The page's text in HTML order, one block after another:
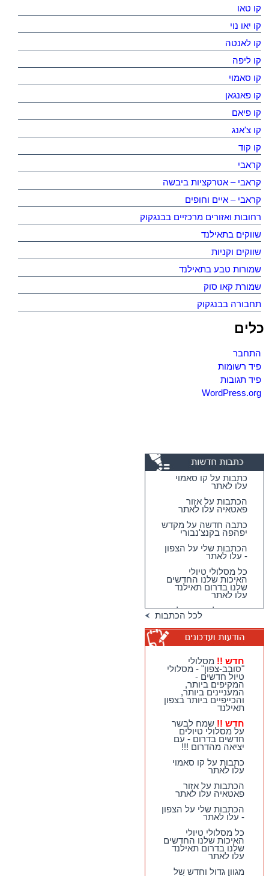
קו טאו
קו יאו נוי
קו לאנטה
קו ליפה
קו סאמוי
קו פאנגאן
קו פיאם
קו צ'אנג
קו קוד
קראבי
קראבי – אטרקציות ביבשה
קראבי – איים וחופים
רחובות ואזורים מרכזיים בבנגקוק
שווקים בתאילנד
שווקים וקניות
שמורות טבע בתאילנד
שמורת קאו סוק
תחבורה בבנגקוק
כלים
התחבר
פיד רשומות
פיד תגובות
WordPress.org
כתבות על קו סאמוי
עלו לאתר
הכתבות על אזור
פאטאיה עלו לאתר
כתבה חדשה על מקדש
יפהפה בקנצ'נבורי
הכתבות שלי על הצפון
- עלו לאתר
כל מסלולי טיולי
האיכות שלנו החדשים
שלנו בדרום תאילנד
עלו לאתר
מגוון גדול וחדש של
טיולי האיכות שלנו
טיולי יום מהואה הין -
מבחר גדול של
מסלולים כייפיים
וחווייתיים לנופשים
בהואה הין !!
חדש !!מסלולי
"סובב-צפון" - מסלולי
טיול חדשים - המקיפים
ביותר, המעניינים
ביותר, והכייפיים ביותר
בצפון תאילנד
חדש !! שמח לבשר על
מסלולי טיולים חדשים
בדרום - עם יציאה
מהדרום !!!
לכל הכתבות
חדש !! מסלולי
"סובב-צפון" - מסלולי
טיול חדשים -
המקיפים ביותר,
המעניינים ביותר,
והכייפיים ביותר בצפון
תאילנד
חדש !! שמח לבשר
על מסלולי טיולים
חדשים בדרום - עם
יציאה מהדרום !!!
כתבות על קו סאמוי
עלו לאתר
הכתבות על אזור
פאטאיה עלו לאתר
הכתבות שלי על הצפון
- עלו לאתר
כל מסלולי טיולי
האיכות שלנו החדשים
שלנו בדרום תאילנד
עלו לאתר
מגוון גדול וחדש של